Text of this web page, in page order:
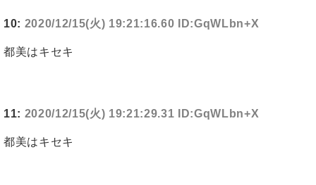
10: 2020/12/15(火) 19:21:16.60 ID:GqWLbn+X
都美はキセキ
11: 2020/12/15(火) 19:21:29.31 ID:GqWLbn+X
都美はキセキ